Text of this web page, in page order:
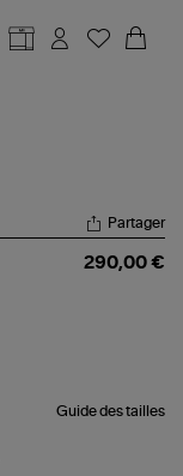
Partager
290,00 €
Guide des tailles